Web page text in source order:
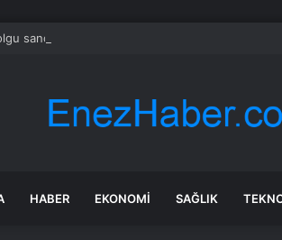
sandı meğer çenesini böcek ısırmış
HABER EKONOMI SAĞLIK